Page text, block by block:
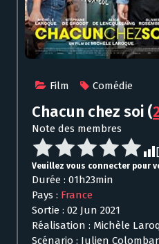
Film Comédie
Chacun chez soi (
Note des membres
Veuillez vous connecter pour
Durée : 01h23min
Pays : France
Sortie : 02 Jun 2021
Réalisation : Michèle
Scénario : Julien